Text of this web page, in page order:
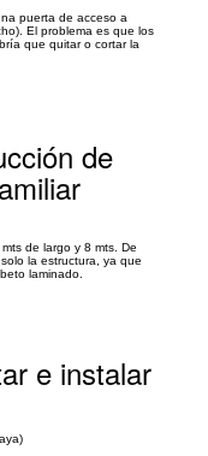
puerta de acceso a
El problema es que los
que quitar o cortar la
de
de largo y 8 mts. De
la estructura, ya que
laminado.
e instalar